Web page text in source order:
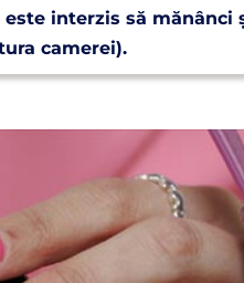
interzis să mănânci
camerei).